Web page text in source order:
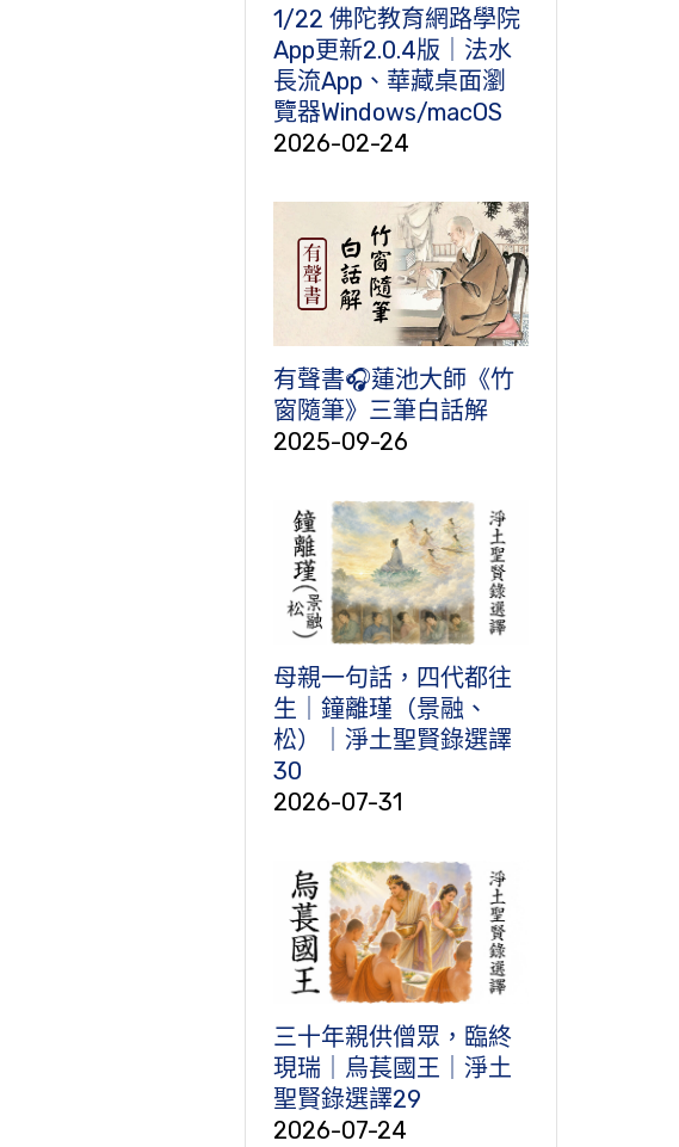
1/22 佛陀教育網路學院
App更新2.0.4版｜法水
長流App、華藏桌面瀏
覽器Windows/macOS
2026-02-24
有聲書🎧蓮池大師《竹
窗隨筆》三筆白話解
2025-09-26
母親一句話，四代都往
生｜鐘離瑾（景融、
松）｜淨土聖賢錄選譯
30
2026-07-31
三十年親供僧眾，臨終
現瑞｜烏萇國王｜淨土
聖賢錄選譯29
2026-07-24